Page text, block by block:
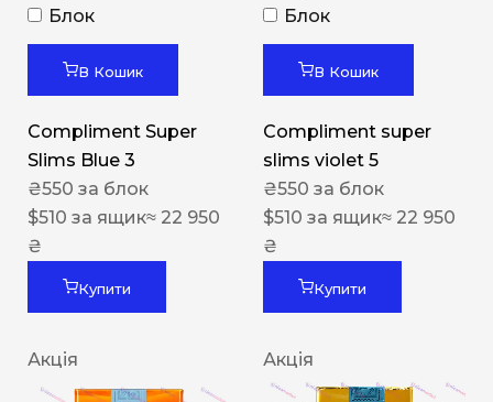
Блок
В Кошик
Compliment Super
Slims Blue 3
₴550 за блок
$510 за ящик≈ 22 950
₴
Купити
Блок
В Кошик
Compliment super
slims violet 5
₴550 за блок
$510 за ящик≈ 22 950
₴
Купити
Акція Акція